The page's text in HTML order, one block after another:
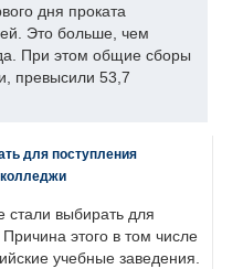
дня проката
Это больше, чем
При этом общие сборы
превысили 53,7
для поступления
стали выбирать для
этого в том числе
учебные заведения.